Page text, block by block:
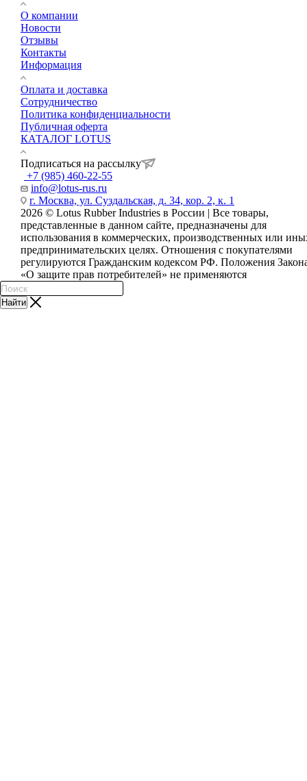
О компании
Новости
Отзывы
Контакты
Информация
Оплата и доставка
Сотрудничество
Политика конфиденциальности
Публичная оферта
КАТАЛОГ LOTUS
Подписаться на рассылку
+7 (985) 460-22-55
info@lotus-rus.ru
г. Москва, ул. Суздальская, д. 34, кор. 2, к. 1
2026 © Lotus Rubber Industries в России | Все товары,
представленные в данном сайте, предназначены для
использования в коммерческих, производственных или
предпринимательских целях. Отношения с покупателями
регулируются Гражданским кодексом РФ. Положения
«О защите прав потребителей» не применяются
Найти